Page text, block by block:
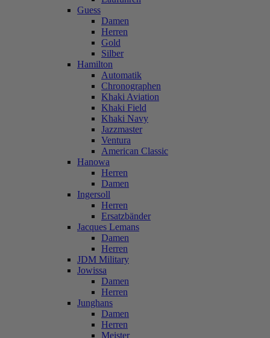
Guess
Damen
Herren
Gold
Silber
Hamilton
Automatik
Chronographen
Khaki Aviation
Khaki Field
Khaki Navy
Jazzmaster
Ventura
American Classic
Hanowa
Herren
Damen
Ingersoll
Herren
Ersatzbänder
Jacques Lemans
Damen
Herren
JDM Military
Jowissa
Damen
Herren
Junghans
Damen
Herren
Meister